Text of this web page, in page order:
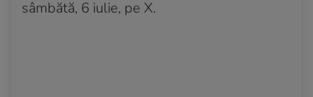
sâmbătă, 6 iulie, pe X.